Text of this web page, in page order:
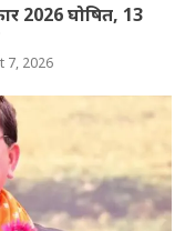
2026 घोषित, 13
7, 2026